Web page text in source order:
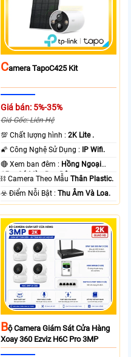
CAmera TapoC425 Kit
Giá bán: 5%-35%
Giá Gốc: Liên Hệ
💯 Chất lượng hình :2K Lite .
🌠 Công Nghệ Sử Dụng :
IP Wifi.
🔴 Xem ban đêm : Hồng Ngoại
15m Có Màu Ban Ðêm.
⛓ Camera Theo MẫuThân Plastic.
️☣️ Điểm Nỗi Bật :Thu Âm Và Loa.
BỘ Camera Giám Sát Cửa Hàng
Xoay 360 Ezviz H6C Pro 3MP